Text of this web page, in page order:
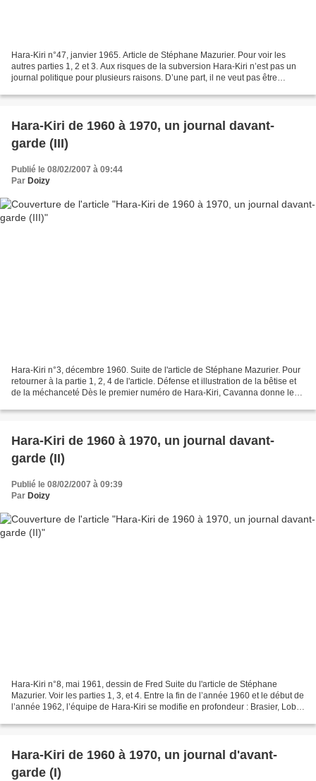
Hara-Kiri n°47, janvier 1965. Article de Stéphane Mazurier. Pour voir les
autres parties 1, 2 et 3. Aux risques de la subversion Hara-Kiri n’est pas un
journal politique pour plusieurs raisons. D’une part, il ne veut pas être
Hara-Kiri de 1960 à 1970, un journal davant-
garde (III)
Publié le 08/02/2007 à 09:44
Par Doizy
Hara-Kiri n°3, décembre 1960. Suite de l'article de Stéphane Mazurier. Pour
retourner à la partie 1, 2, 4 de l'article. Défense et illustration de la bêtise et
de la méchanceté Dès le premier numéro de Hara-Kiri, Cavanna donne le
Hara-Kiri de 1960 à 1970, un journal davant-
garde (II)
Publié le 08/02/2007 à 09:39
Par Doizy
Hara-Kiri n°8, mai 1961, dessin de Fred Suite du l'article de Stéphane
Mazurier. Voir les parties 1, 3, et 4. Entre la fin de l’année 1960 et le début de
l’année 1962, l’équipe de Hara-Kiri se modifie en profondeur : Brasier, Lob
Hara-Kiri de 1960 à 1970, un journal d'avant-
garde (I)